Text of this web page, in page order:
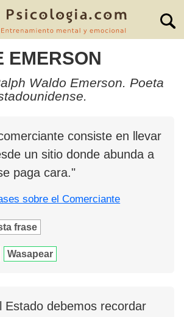
EMERSON
Waldo Emerson. Poeta
consiste en llevar
un sitio donde abunda a
paga cara."
sobre el Comerciante
frase
Wasapear
Estado debemos recordar